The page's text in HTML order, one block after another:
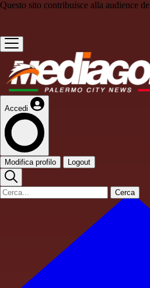
Questo sito contribuisce alla audience de
Accedi
Modifica profilo Logout
Cerca